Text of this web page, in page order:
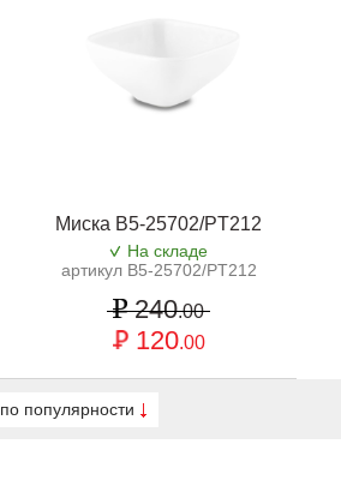
Миска B5-25702/PT212
На складе
артикул B5-25702/PT212
240.00
120.00
по популярности